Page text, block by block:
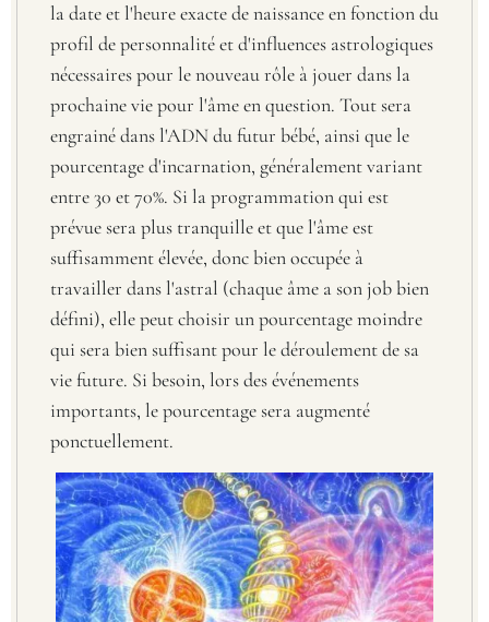
la date et l'heure exacte de naissance en fonction du
profil de personnalité et d'influences astrologiques
nécessaires pour le nouveau rôle à jouer dans la
prochaine vie pour l'âme en question. Tout sera
engrainé dans l'ADN du futur bébé, ainsi que le
pourcentage d'incarnation, généralement variant
entre 30 et 70%. Si la programmation qui est
prévue sera plus tranquille et que l'âme est
suffisamment élevée, donc bien occupée à
travailler dans l'astral (chaque âme a son job bien
défini), elle peut choisir un pourcentage moindre
qui sera bien suffisant pour le déroulement de sa
vie future. Si besoin, lors des événements
importants, le pourcentage sera augmenté
ponctuellement.